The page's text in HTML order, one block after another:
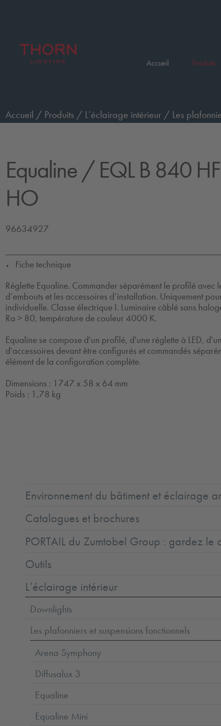
Accueil Produits
Accueil / Produits / L’éclairage intérieur / Les
Equaline / EQL B 840
HO
96634927
▼
Fiche technique
Réglette Equaline. Commander séparément le profilé avec
d’embouts et les accessoires d’installation. Uniquement
individuelle. Classe électrique I. Luminaire câblé sans
Ra > 80, température de couleur 4000 K.
Equaline se compose d'un profilé, d'une réglette à LED,
d'accessoires devant être configurés et commandés
élément de la configuration complète.
Dimensions : 1747 x 58 x 64 mm
Poids : 1,78 kg
Environnement du bâtiment et éclairage
Catalogues et brochures
PORTAIL du Zumtobel Group : gardez le
Outils
L’éclairage intérieur
Downlights
Les plafonniers et suspensions fonctionnels
Arena Symphony
Diffusalux 3
Equaline
Equaline Mini